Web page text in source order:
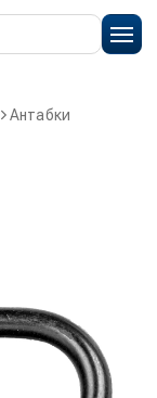
Антабки